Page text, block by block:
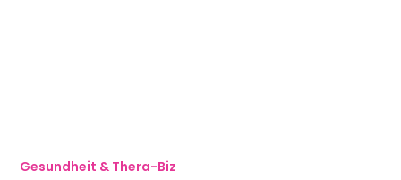
Gesundheit & Thera-Biz